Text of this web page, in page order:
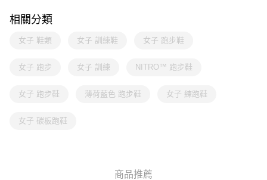
相關分類
女子 鞋類 女子 訓練鞋 女子 跑步鞋
女子 跑步 女子 訓練 NITRO™ 跑步鞋
女子 跑步鞋 薄荷藍色 跑步鞋 女子 練跑鞋
女子 碳板跑鞋
商品推薦